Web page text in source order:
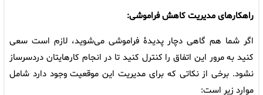
را‌‌هکارهای مدیریت کاهش فراموشی:
اگر شما هم گاهی دچار پدیدۀ فراموشی می‌شوید، لازم است سعی
کنید به مرور این اتفاق را کنترل کنید تا در انجام کارهایتان دردسرساز
نشود. برخی از نکاتی که برای مدیریت این موقعیت وجود دارد شامل
موارد زیر است: